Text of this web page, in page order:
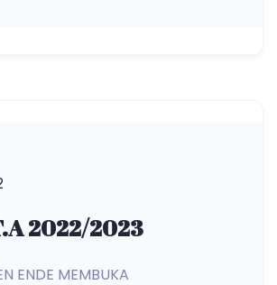
2022/2023
ENDE MEMBUKA